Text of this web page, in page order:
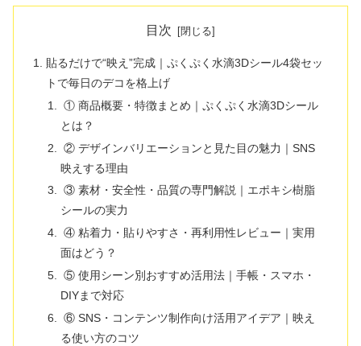
目次
貼るだけで“映え”完成｜ぷくぷく水滴3Dシール4袋セッ
トで毎日のデコを格上げ
① 商品概要・特徴まとめ｜ぷくぷく水滴3Dシール
とは？
② デザインバリエーションと見た目の魅力｜SNS
映えする理由
③ 素材・安全性・品質の専門解説｜エポキシ樹脂
シールの実力
④ 粘着力・貼りやすさ・再利用性レビュー｜実用
面はどう？
⑤ 使用シーン別おすすめ活用法｜手帳・スマホ・
DIYまで対応
⑥ SNS・コンテンツ制作向け活用アイデア｜映え
る使い方のコツ